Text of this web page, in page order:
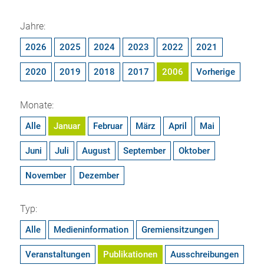
Jahre:
2026 2025 2024 2023 2022 2021
2020 2019 2018 2017 2006 Vorherige
Monate:
Alle Januar Februar März April Mai
Juni Juli August September Oktober
November Dezember
Typ:
Alle Medieninformation Gremiensitzungen
Veranstaltungen Publikationen Ausschreibungen